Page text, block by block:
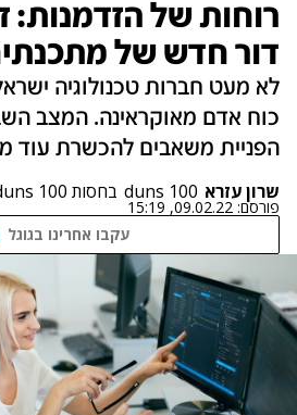
רוחות של הזדמנות:
דור חדש של
לא מעט חברות טכנולוגיה
כוח אדם מאוקראינה. המצב
הפניית משאבים להכשרת עוד
שרון עזרא duns 100 בחסות duns 100
פורסם: 09.02.22, 15:19
עקבו אחרינו בגוגל